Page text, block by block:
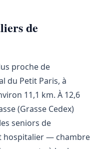
de
proche de
du Petit Paris, à
11,1 km. À 12,6
(Grasse Cedex)
seniors de
hospitalier — chambre